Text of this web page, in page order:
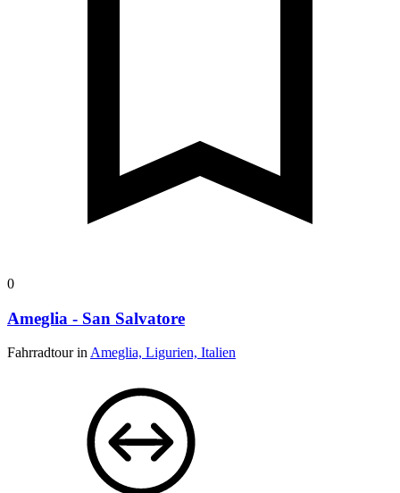
0
Ameglia - San Salvatore
Fahrradtour inAmeglia, Ligurien, Italien